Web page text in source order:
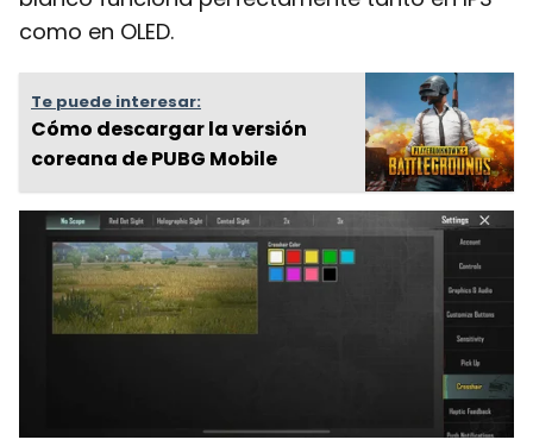
como en OLED.
Te puede interesar:
Cómo descargar la versión
coreana de PUBG Mobile